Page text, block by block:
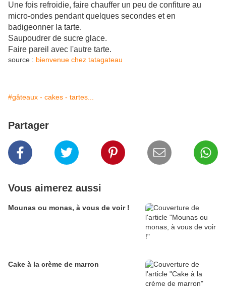
Une fois refroidie, faire chauffer un peu de confiture au
micro-ondes pendant quelques secondes et en
badigeonner la tarte.
Saupoudrer de sucre glace.
Faire pareil avec l'autre tarte.
source : bienvenue chez tatagateau
#gâteaux - cakes - tartes...
Partager
Vous aimerez aussi
Mounas ou monas, à vous de voir !
Cake à la crème de marron